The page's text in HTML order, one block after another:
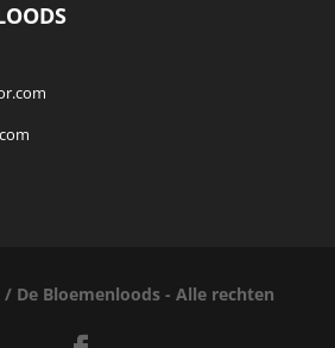
De Bloemenloods - Alle rechten